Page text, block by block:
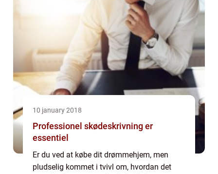
10 january 2018
Professionel skødeskrivning er
essentiel
Er du ved at købe dit drømmehjem, men
pludselig kommet i tvivl om, hvordan det